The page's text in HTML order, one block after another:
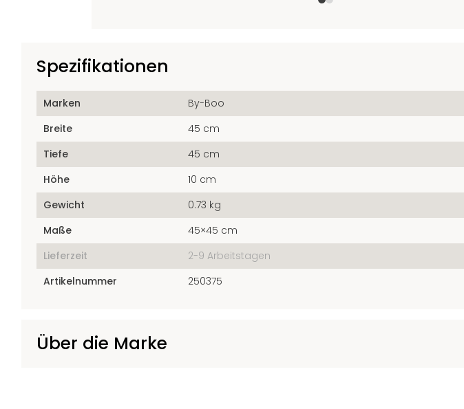
Spezifikationen
Marken
By-Boo
Breite
45 cm
Tiefe
45 cm
Höhe
10 cm
Gewicht
0.73 kg
Maße
45×45 cm
Lieferzeit
2-9 Arbeitstagen
Artikelnummer
250375
Über die Marke